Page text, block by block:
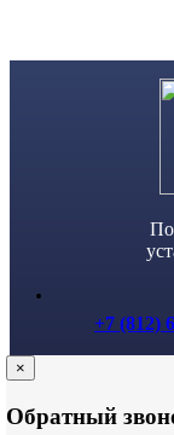
+7 (812)
×
Обратный